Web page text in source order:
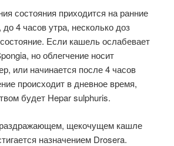
состояния приходится на ранние
4 часов утра, несколько доз
Если кашель ослабевает
но облегчение носит
или начинается после 4 часов
происходит в дневное время,
будет Hepar sulphuris.
щекочущем кашле
назначением Drosera.